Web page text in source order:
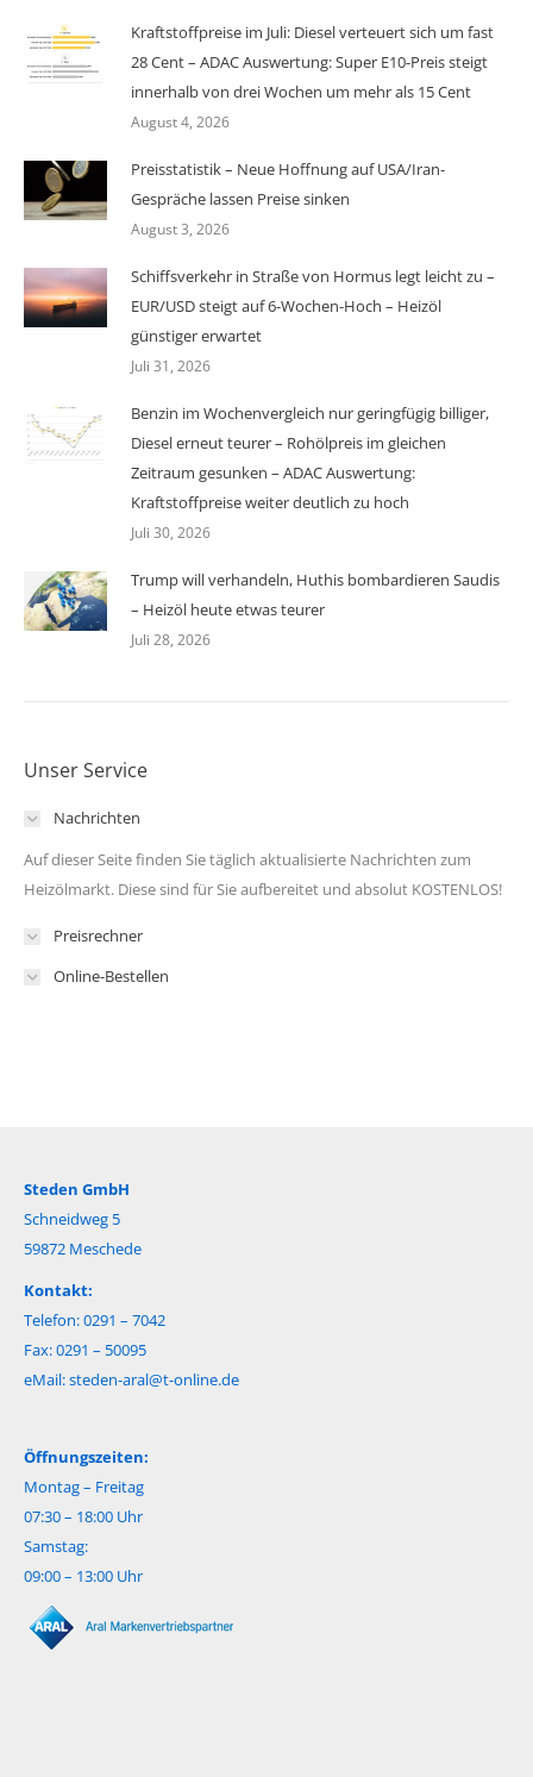
Kraftstoffpreise im Juli: Diesel verteuert sich um fast
28 Cent – ADAC Auswertung: Super E10-Preis steigt
innerhalb von drei Wochen um mehr als 15 Cent
August 4, 2026
Preisstatistik – Neue Hoffnung auf USA/Iran-
Gespräche lassen Preise sinken
August 3, 2026
Schiffsverkehr in Straße von Hormus legt leicht zu –
EUR/USD steigt auf 6-Wochen-Hoch – Heizöl
günstiger erwartet
Juli 31, 2026
Benzin im Wochenvergleich nur geringfügig billiger,
Diesel erneut teurer – Rohölpreis im gleichen
Zeitraum gesunken – ADAC Auswertung:
Kraftstoffpreise weiter deutlich zu hoch
Juli 30, 2026
Trump will verhandeln, Huthis bombardieren Saudis
– Heizöl heute etwas teurer
Juli 28, 2026
Unser Service
Nachrichten
Auf dieser Seite finden Sie täglich aktualisierte Nachrichten zum
Heizölmarkt. Diese sind für Sie aufbereitet und absolut KOSTENLOS!
Preisrechner
Online-Bestellen
Steden GmbH
Schneidweg 5
59872 Meschede
Kontakt:
Telefon: 0291 – 7042
Fax: 0291 – 50095
eMail:steden-aral@t-online.de
Öffnungszeiten:
Montag – Freitag
07:30 – 18:00 Uhr
Samstag:
09:00 – 13:00 Uhr